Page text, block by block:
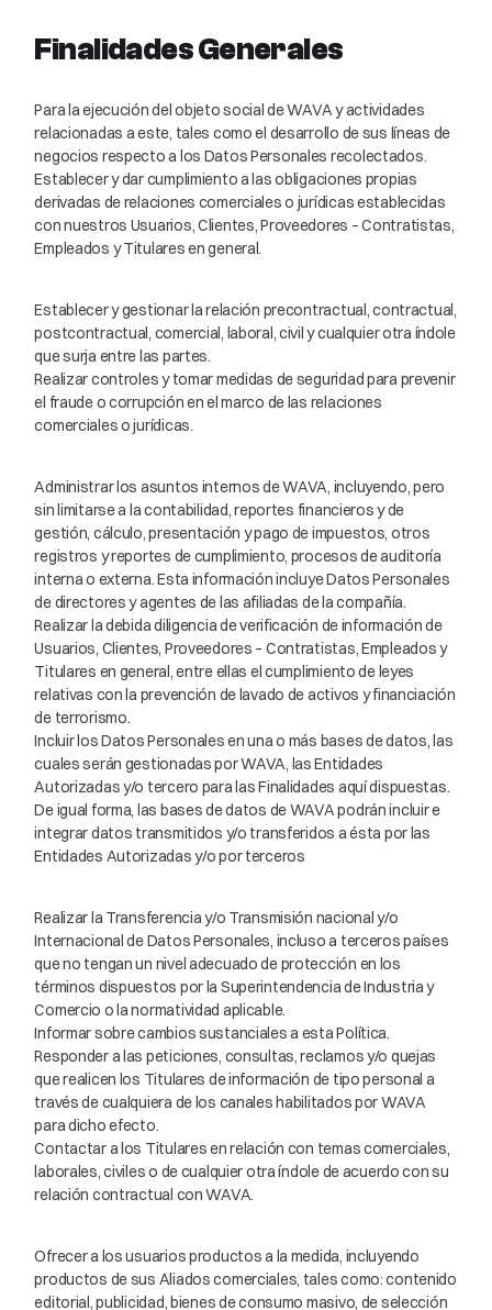
Finalidades Generales
Para la ejecución del objeto social de WAVA y actividades
relacionadas a este, tales como el desarrollo de sus líneas de
negocios respecto a los Datos Personales recolectados.
Establecer y dar cumplimiento a las obligaciones propias
derivadas de relaciones comerciales o jurídicas establecidas
con nuestros Usuarios, Clientes, Proveedores – Contratistas,
Empleados y Titulares en general.
Establecer y gestionar la relación precontractual, contractual,
postcontractual, comercial, laboral, civil y cualquier otra índole
que surja entre las partes.
Realizar controles y tomar medidas de seguridad para prevenir
el fraude o corrupción en el marco de las relaciones
comerciales o jurídicas.
Administrar los asuntos internos de WAVA, incluyendo, pero
sin limitarse a la contabilidad, reportes financieros y de
gestión, cálculo, presentación y pago de impuestos, otros
registros y reportes de cumplimiento, procesos de auditoría
interna o externa. Esta información incluye Datos Personales
de directores y agentes de las afiliadas de la compañía.
Realizar la debida diligencia de verificación de información de
Usuarios, Clientes, Proveedores – Contratistas, Empleados y
Titulares en general, entre ellas el cumplimiento de leyes
relativas con la prevención de lavado de activos y financiación
de terrorismo.
Incluir los Datos Personales en una o más bases de datos, las
cuales serán gestionadas por WAVA, las Entidades
Autorizadas y/o tercero para las Finalidades aquí dispuestas.
De igual forma, las bases de datos de WAVA podrán incluir e
integrar datos transmitidos y/o transferidos a ésta por las
Entidades Autorizadas y/o por terceros
Realizar la Transferencia y/o Transmisión nacional y/o
Internacional de Datos Personales, incluso a terceros países
que no tengan un nivel adecuado de protección en los
términos dispuestos por la Superintendencia de Industria y
Comercio o la normatividad aplicable.
Informar sobre cambios sustanciales a esta Política.
Responder a las peticiones, consultas, reclamos y/o quejas
que realicen los Titulares de información de tipo personal a
través de cualquiera de los canales habilitados por WAVA
para dicho efecto.
Contactar a los Titulares en relación con temas comerciales,
laborales, civiles o de cualquier otra índole de acuerdo con su
relación contractual con WAVA.
Ofrecer a los usuarios productos a la medida, incluyendo
productos de sus Aliados comerciales, tales como: contenido
editorial, publicidad, bienes de consumo masivo, de selección